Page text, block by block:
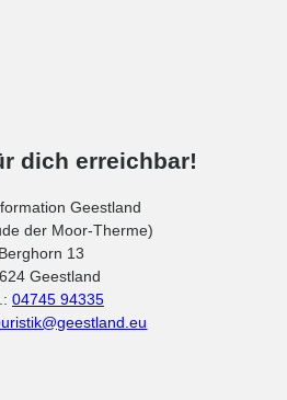
dich erreichbar!
Geestland
der Moor-Therme)
Berghorn 13
Geestland
04745 94335